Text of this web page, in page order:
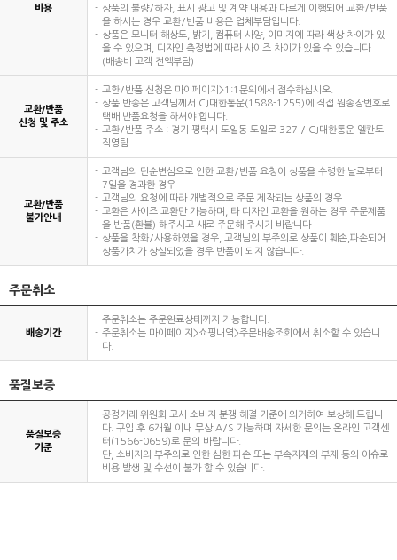
비용
상품의 불량/하자, 표시 광고 및 계약 내용과 다르게 이행되어 교환/반품
을 하시는 경우 교환/반품 비용은 업체부담입니다.
상품은 모니터 해상도, 밝기, 컴퓨터 사양, 이미지에 따라 색상 차이가 있
을 수 있으며, 디자인 측정법에 따라 사이즈 차이가 있을 수 있습니다.
(배송비 고객 전액부담)
교환/반품
신청 및 주소
교환/반품 신청은 마이페이지>1:1문의에서 접수하십시오.
상품 반송은 고객님께서 CJ대한통운(1588-1255)에 직접 원송장번호로
택배 반품요청을 하셔야 합니다.
교환/반품 주소 : 경기 평택시 도일동 도일로 327 / CJ대한통운 엘칸토
직영팀
교환/반품
불가안내
고객님의 단순변심으로 인한 교환/반품 요청이 상품을 수령한 날로부터
7일을 경과한 경우
고객님의 요청에 따라 개별적으로 주문 제작되는 상품의 경우
교환은 사이즈 교환만 가능하며, 타 디자인 교환을 원하는 경우 주문제품
을 반품(환불) 해주시고 새로 주문해 주시기 바랍니다
상품을 착화/사용하였을 경우, 고객님의 부주의로 상품이 훼손,파손되어
상품가치가 상실되었을 경우 반품이 되지 않습니다.
주문취소
배송기간
주문취소는 주문완료상태까지 가능합니다.
주문취소는 마이페이지>쇼핑내역>주문배송조회에서 취소할 수 있습니
다.
품질보증
품질보증
기준
공정거래 위원회 고시 소비자 분쟁 해결 기준에 의거하여 보상해 드립니
다. 구입 후 6개월 이내 무상 A/S 가능하며 자세한 문의는 온라인 고객센
터(1566-0659)로 문의 바랍니다.
단, 소비자의 부주의로 인한 심한 파손 또는 부속자재의 부재 등의 이슈로
비용 발생 및 수선이 불가 할 수 있습니다.